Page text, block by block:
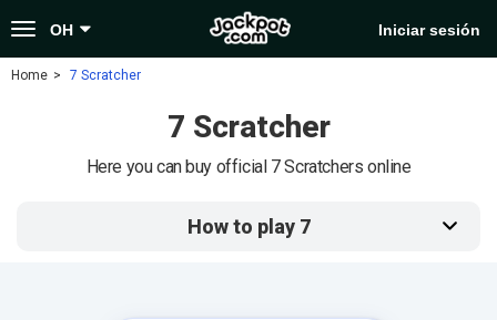
Toggle
navigation
OH Iniciar sesión
Home 7 Scratcher
7 Scratcher
Here you can buy official 7 Scratchers online
How to play 7